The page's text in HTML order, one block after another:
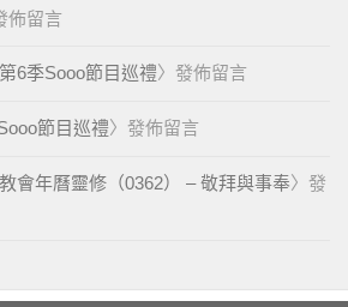
佈留言
第6季Sooo節目巡禮〉發佈留言
節目巡禮〉發佈留言
教會年曆靈修（0362） – 敬拜與事奉〉發